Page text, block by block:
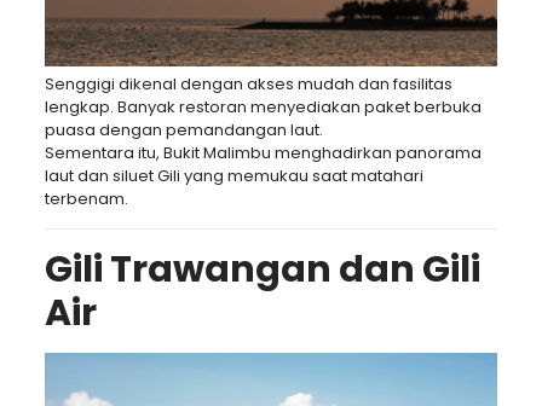
Senggigi dikenal dengan akses mudah dan fasilitas
lengkap. Banyak restoran menyediakan paket berbuka
puasa dengan pemandangan laut.
Sementara itu, Bukit Malimbu menghadirkan panorama
laut dan siluet Gili yang memukau saat matahari
terbenam.
Gili Trawangan dan Gili
Air